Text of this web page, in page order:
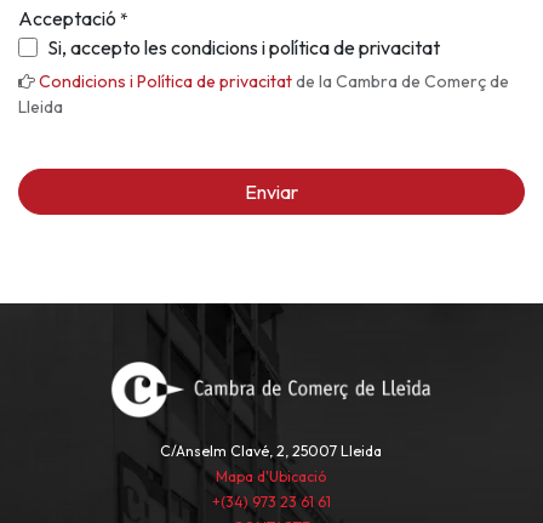
Acceptació *
Si, accepto les condicions i política de privacitat
Condicions i Política de privacitatde la Cambra de Comerç de
Lleida
Enviar
C/Anselm Clavé, 2, 25007 Lleida
Mapa d'Ubicació
+(34) 973 23 61 61